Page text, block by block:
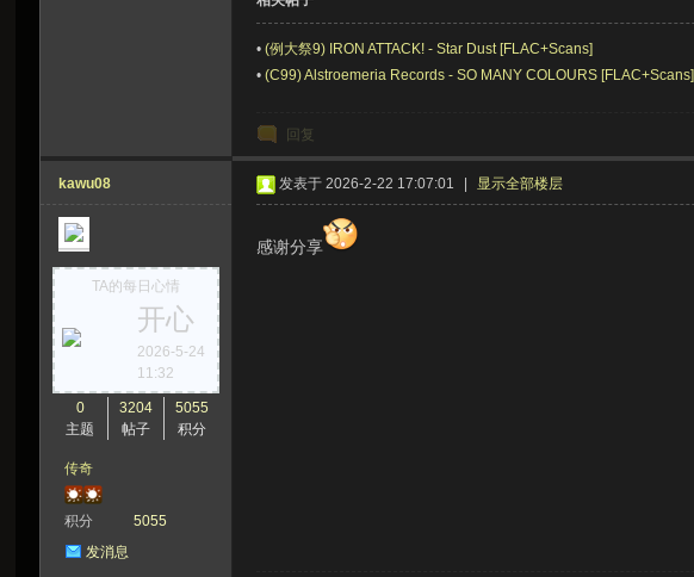
•(例大祭9) IRON ATTACK! - Star Dust [FLAC+Scans]
•(C99) Alstroemeria Records - SO MANY COLOURS [FLAC+Scans]
回复
kawu08
TA的每日心情
开心
2026-5-24
11:32
0
主题
3204
帖子
5055
积分
传奇
积分
5055
发消息
发表于 2026-2-22 17:07:01 显示全部楼层
感谢分享